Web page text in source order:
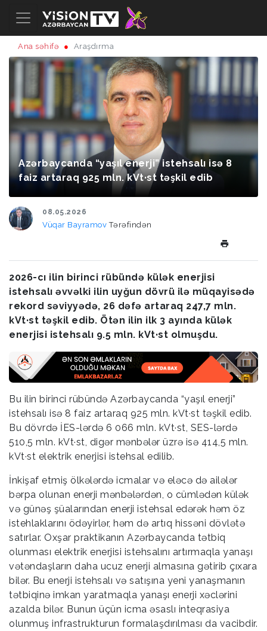
Ana səhifə Araşdırma
Azərbaycanda “yaşıl enerji” istehsalı isə 8
faiz artaraq 925 mln. kVt·st təşkil edib
08.05.2026
Vüqar BayramovTərəfindən
2026-cı ilin birinci rübündə külək enerjisi
istehsalı əvvəlki ilin uyğun dövrü ilə müqayisədə
rekord səviyyədə, 26 dəfə artaraq 247,7 mln.
kVt·st təşkil edib. Ötən ilin ilk 3 ayında külək
enerjisi istehsalı 9.5 mln. kVt·st olmuşdu.
Bu ilin birinci rübündə Azərbaycanda “yaşıl enerji”
istehsalı isə 8 faiz artaraq 925 mln. kVt·st təşkil edib.
Bu dövrdə İES-lərdə 6 066 mln. kVt·st, SES-lərdə
510,5 mln. kVt·st, digər mənbələr üzrə isə 414,5 mln.
kVt·st elektrik enerjisi istehsal edilib.
İnkişaf etmiş ölkələrdə icmalar və eləcə də ailələr
bərpa olunan enerji mənbələrdən, o cümlədən külək
və günəş şüalarından enerji istehsal edərək həm öz
istehlaklarını ödəyirlər, həm də artıq hissəni dövlətə
satırlar. Oxşar praktikanın Azərbaycanda tətbiq
olunması elektrik enerjisi istehsalını artırmaqla yanaşı
vətəndaşların daha ucuz enerji almasına gətirib çıxara
bilər. Bu enerji istehsalı və satışına yeni yanaşmanın
tətbiqinə imkan yaratmaqla yanaşı enerji xəclərini
azalda bilər. Bunun üçün icma əsaslı inteqrasiya
olunmuş infrastrukturun formalaşdırılması da vacibdir.